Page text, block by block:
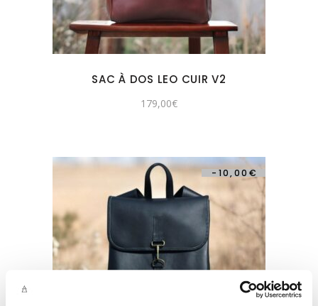
SAC À DOS LEO CUIR V2
179,00€
-10,00€